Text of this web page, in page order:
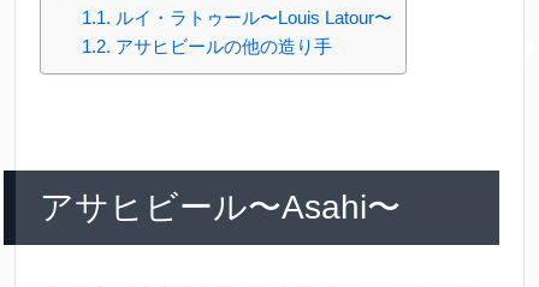
ルイ・ラトゥール〜Louis Latour〜
アサヒビールの他の造り手
アサヒビール〜Asahi〜